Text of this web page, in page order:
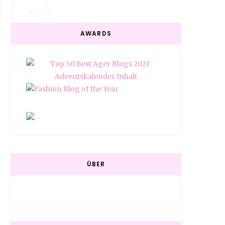
AWARDS
ÜBER